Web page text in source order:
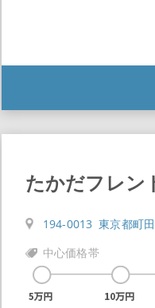
たかだフレン
194-0013 東京都町
中心価格帯